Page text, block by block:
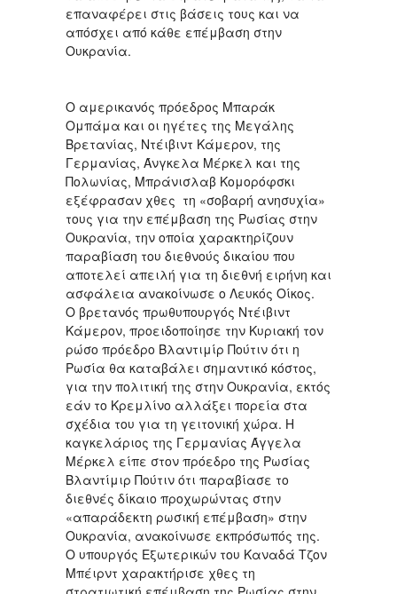
επαναφέρει στις βάσεις τους και να
απόσχει από κάθε επέμβαση στην
Ουκρανία.
Ο αμερικανός πρόεδρος Μπαράκ
Ομπάμα και οι ηγέτες της Μεγάλης
Βρετανίας, Ντέιβιντ Κάμερον, της
Γερμανίας, Άνγκελα Μέρκελ και της
Πολωνίας, Μπράνισλαβ Κομορόφσκι
εξέφρασαν χθες τη «σοβαρή ανησυχία»
τους για την επέμβαση της Ρωσίας στην
Ουκρανία, την οποία χαρακτηρίζουν
παραβίαση του διεθνούς δικαίου που
αποτελεί απειλή για τη διεθνή ειρήνη και
ασφάλεια ανακοίνωσε ο Λευκός Οίκος.
Ο βρετανός πρωθυπουργός Ντέιβιντ
Κάμερον, προειδοποίησε την Κυριακή τον
ρώσο πρόεδρο Βλαντιμίρ Πούτιν ότι η
Ρωσία θα καταβάλει σημαντικό κόστος,
για την πολιτική της στην Ουκρανία, εκτός
εάν το Κρεμλίνο αλλάξει πορεία στα
σχέδια του για τη γειτονική χώρα. Η
καγκελάριος της Γερμανίας Άγγελα
Μέρκελ είπε στον πρόεδρο της Ρωσίας
Βλαντίμιρ Πούτιν ότι παραβίασε το
διεθνές δίκαιο προχωρώντας στην
«απαράδεκτη ρωσική επέμβαση» στην
Ουκρανία, ανακοίνωσε εκπρόσωπός της.
Ο υπουργός Εξωτερικών του Καναδά Τζον
Μπέιρντ χαρακτήρισε χθες τη